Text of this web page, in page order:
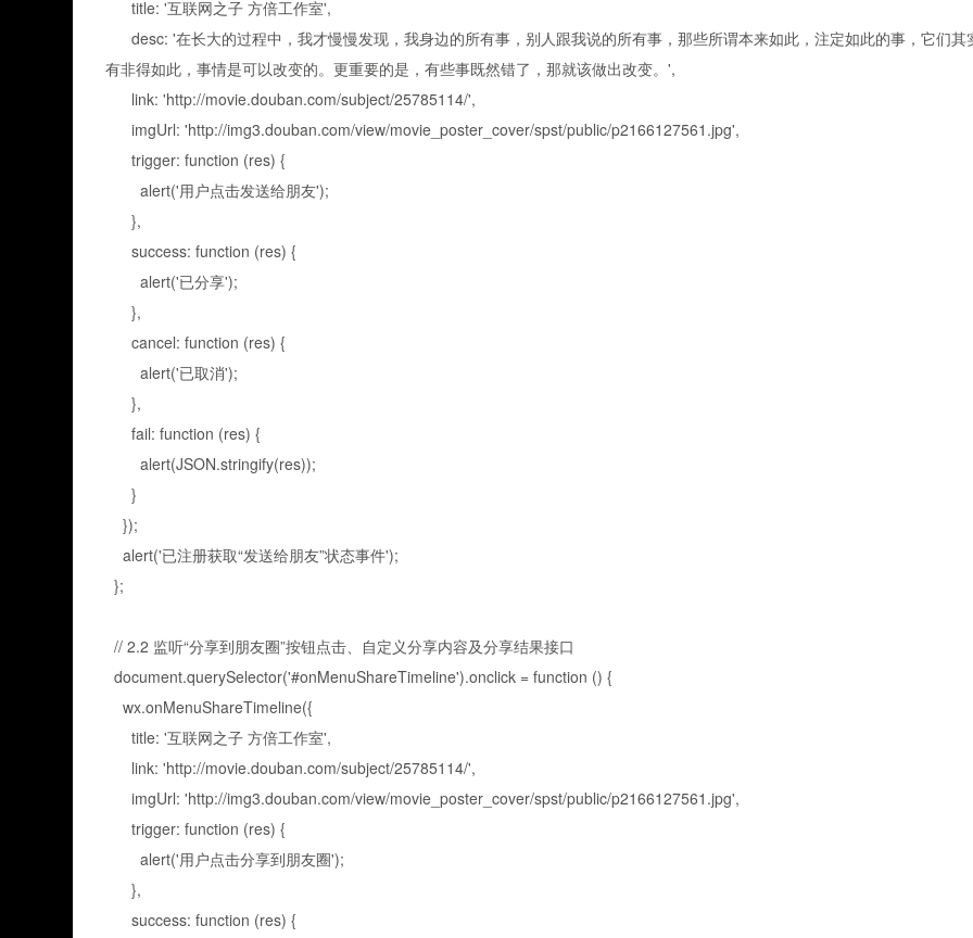
title: '互联网之子 方倍工作室',
desc: '在长大的过程中，我才慢慢发现，我身边的所有事，别人跟我说的所有事，那些所谓本来如此，注定如此的事，它们其
有非得如此，事情是可以改变的。更重要的是，有些事既然错了，那就该做出改变。',
link: 'http://movie.douban.com/subject/25785114/',
imgUrl: 'http://img3.douban.com/view/movie_poster_cover/spst/public/p2166127561.jpg',
trigger: function (res) {
alert('用户点击发送给朋友');
},
success: function (res) {
alert('已分享');
},
cancel: function (res) {
alert('已取消');
},
fail: function (res) {
alert(JSON.stringify(res));
}
});
alert('已注册获取“发送给朋友”状态事件');
};
// 2.2 监听“分享到朋友圈”按钮点击、自定义分享内容及分享结果接口
document.querySelector('#onMenuShareTimeline').onclick = function () {
wx.onMenuShareTimeline({
title: '互联网之子 方倍工作室',
link: 'http://movie.douban.com/subject/25785114/',
imgUrl: 'http://img3.douban.com/view/movie_poster_cover/spst/public/p2166127561.jpg',
trigger: function (res) {
alert('用户点击分享到朋友圈');
},
success: function (res) {